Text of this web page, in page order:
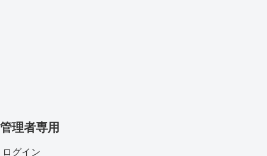
管理者専用
ログイン